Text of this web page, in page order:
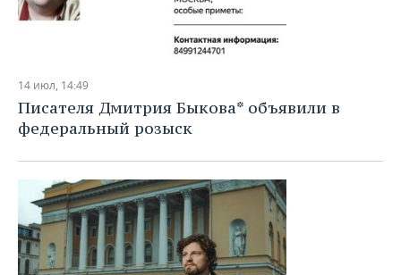
14 июл, 14:49
Писателя Дмитрия Быкова* объявили в
федеральный розыск